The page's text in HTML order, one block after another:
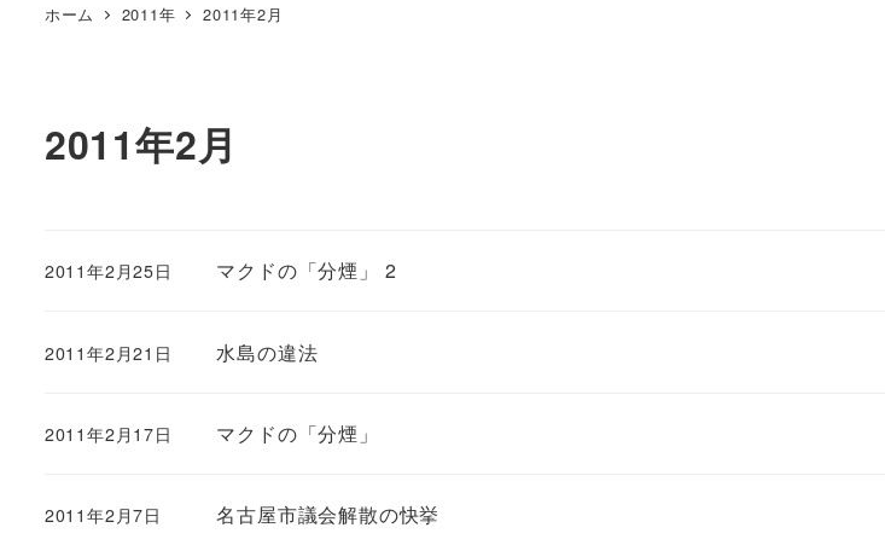
ホーム 2011年 2011年2月
2011年2月
マクドの「分煙」 2
2011年2月25日
水島の違法
2011年2月21日
マクドの「分煙」
2011年2月17日
名古屋市議会解散の快挙
2011年2月7日